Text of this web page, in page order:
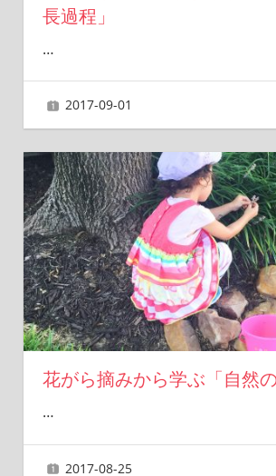
長過程」
…
2017-09-01
花がら摘みから学ぶ「自然の
…
2017-08-25